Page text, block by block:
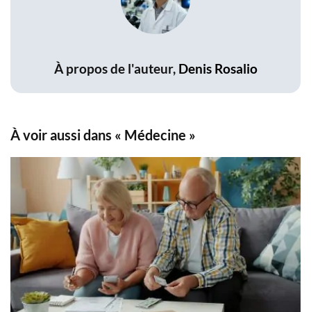
À propos de l'auteur, Denis Rosalio
À voir aussi dans « Médecine »